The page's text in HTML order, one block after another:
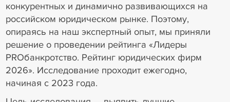
конкурентных и динамично развивающихся на
российском юридическом рынке. Поэтому,
опираясь на наш экспертный опыт, мы приняли
решение о проведении рейтинга «Лидеры
PROбанкротство. Рейтинг юридических фирм
2026». Исследование проходит ежегодно,
начиная с 2023 года.